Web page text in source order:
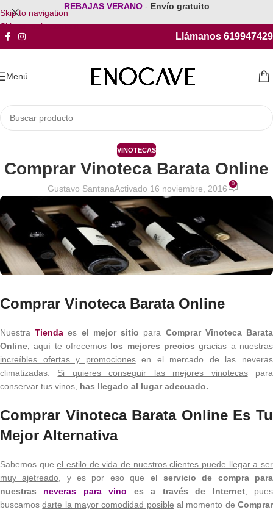
Skip to navigation
Skip to main content
REBAJAS VERANO - Envío gratuito
Llámanos 619947429
Menú
VINOTECAS
Comprar Vinoteca Barata Online
Gustavo SantanaActivado 16 noviembre, 2016 0
Comprar Vinoteca Barata Online
NuestraTienda es el mejor sitio para Comprar Vinoteca Barata
Online,aquí te ofrecemos los mejores preciosgracias a nuestras
increíbles ofertas y promocionesen el mercado de las neveras
climatizadas. Si quieres conseguir las mejores vinotecaspara
conservar tus vinos, has llegado al lugar adecuado.
Comprar Vinoteca Barata Online Es Tu
Mejor Alternativa
Sabemos queel estilo de vida de nuestros clientes puede llegar a ser
muy ajetreado , y es por eso que el servicio de compra para
nuestras neveras para vino es a través de Internet, pues
buscamosdarte la mayor comodidad posible al momento deComprar